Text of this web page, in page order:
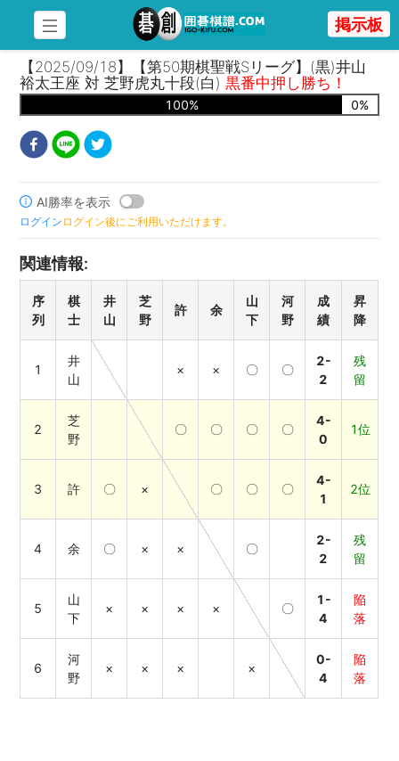
掲示板
【2025/09/18】【第50期棋聖戦Sリーグ】(黒)井山
裕太王座 対 芝野虎丸十段(白)黒番中押し勝ち！
100% 0%
AI勝率を表示
ログイン ログイン後にご利用いただけます。
関連情報:
序
列
棋
士
井
山
芝
野
許 余
山
下
河
野
成
績
昇
降
1
井
山
× × 〇 〇
2-
2
残
留
2
芝
野
〇 〇 〇 〇
4-
0
1位
3 許 〇 × 〇 〇 〇
4-
1
2位
4 余 〇 × × 〇
2-
2
残
留
5
山
下
× × × × 〇
1-
4
陥
落
6
河
野
× × × ×
0-
4
陥
落